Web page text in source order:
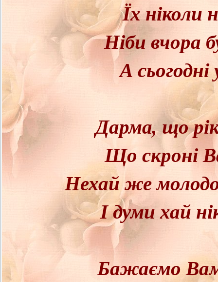
Їх ніколи
Ніби вчора
А
Дарма, що
Що скроні
Нехай же
І думи хай
Бажаємо Вам